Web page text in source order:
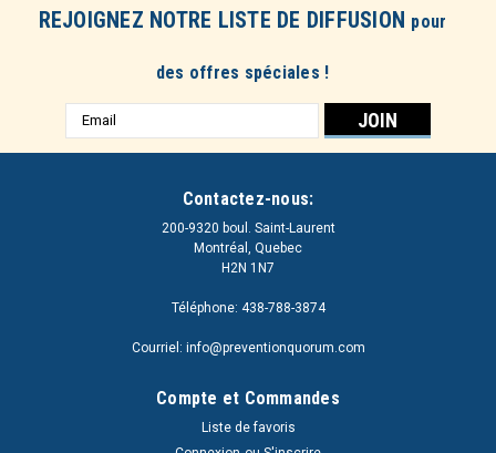
REJOIGNEZ NOTRE LISTE DE DIFFUSION pour
des offres spéciales !
Adresse
e-
Contactez-nous:
200-9320 boul. Saint-Laurent
Montréal, Quebec
H2N 1N7
Téléphone: 438-788-3874
Courriel: info@preventionquorum.com
Compte et Commandes
Liste de favoris